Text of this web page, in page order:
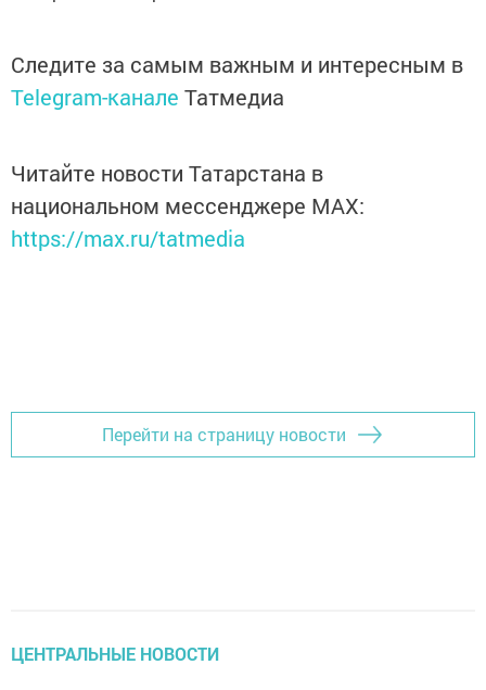
Следите за самым важным и интересным в
Telegram-канале Татмедиа
Читайте новости Татарстана в
национальном мессенджере MАХ:
https://max.ru/tatmedia
Перейти на страницу новости
ЦЕНТРАЛЬНЫЕ НОВОСТИ